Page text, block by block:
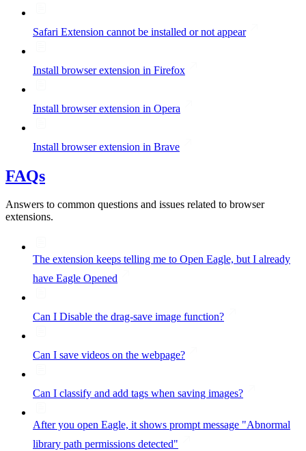
Safari Extension cannot be installed or not appear
Install browser extension in Firefox
Install browser extension in Opera
Install browser extension in Brave
FAQs
Answers to common questions and issues related to browser
extensions.
The extension keeps telling me to Open Eagle, but I already
have Eagle Opened
Can I Disable the drag-save image function?
Can I save videos on the webpage?
Can I classify and add tags when saving images?
After you open Eagle, it shows prompt message "Abnormal
library path permissions detected"